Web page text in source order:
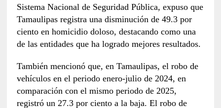
Sistema Nacional de Seguridad Pública, expuso que
Tamaulipas registra una disminución de 49.3 por
ciento en homicidio doloso, destacando como una
de las entidades que ha logrado mejores resultados.
También mencionó que, en Tamaulipas, el robo de
vehículos en el periodo enero-julio de 2024, en
comparación con el mismo periodo de 2025,
registró un 27.3 por ciento a la baja. El robo de